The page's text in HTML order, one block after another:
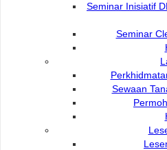
Seminar Inisiatif
Seminar
Sewaan
Sewaan Bunga Berpasu –
Sewaan " High Mast"
Pembuangan Sampah Organik